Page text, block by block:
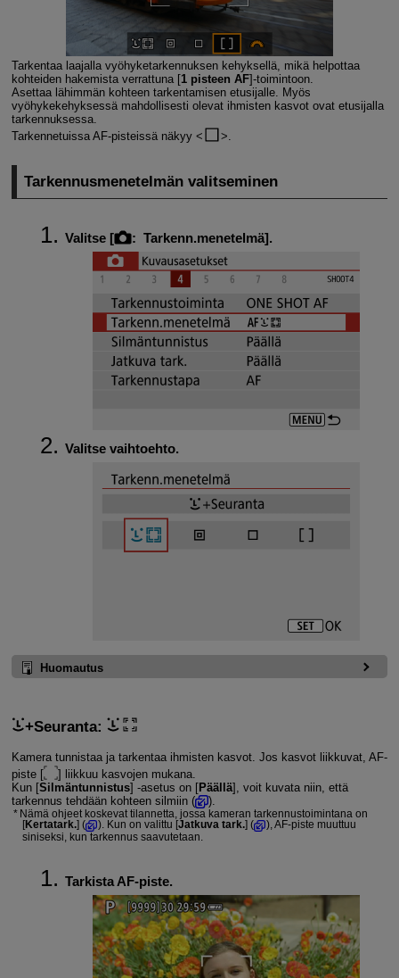
Tarkentaa laajalla vyöhyketarkennuksen kehyksellä, mikä helpottaa
kohteiden hakemista verrattuna [1 pisteen AF]-toimintoon.
Asettaa lähimmän kohteen tarkentamisen etusijalle. Myös
vyöhykekehyksessä mahdollisesti olevat ihmisten kasvot ovat etusijalla
tarkennuksessa.
Tarkennetuissa AF-pisteissä näkyy
.
Tarkennusmenetelmän valitseminen
Valitse [ : Tarkenn.menetelmä].
Valitse vaihtoehto.
Huomautus
+Seuranta:
Kamera tunnistaa ja tarkentaa ihmisten kasvot. Jos kasvot liikkuvat, AF-
piste [
] liikkuu kasvojen mukana.
Kun [Silmäntunnistus] ‑asetus on [Päällä], voit kuvata niin, että
tarkennus tehdään kohteen silmiin (
).
Nämä ohjeet koskevat tilannetta, jossa kameran tarkennustoimintana on
Kertatark. ] ( ). Kun on valittu [Jatkuva tark. ] (
), AF-piste muuttuu
siniseksi, kun tarkennus saavutetaan.
Tarkista AF-piste.